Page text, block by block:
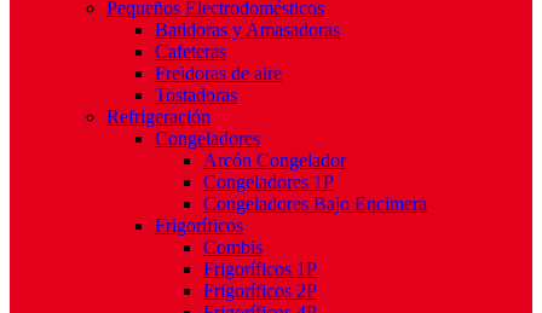
Pequeños Electrodomésticos
Batidoras y Amasadoras
Cafeteras
Freidoras de aire
Tostadoras
Refrigeración
Congeladores
Arcón Congelador
Congeladores 1P
Congeladores Bajo Encimera
Frigoríficos
Combis
Frigoríficos 1P
Frigoríficos 2P